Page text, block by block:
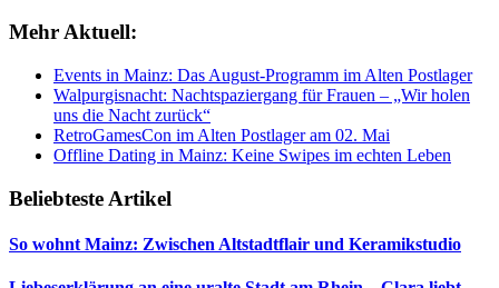
Mehr Aktuell:
Events in Mainz: Das August-Programm im Alten Postlager
Walpurgisnacht: Nachtspaziergang für Frauen – „Wir holen
uns die Nacht zurück“
RetroGamesCon im Alten Postlager am 02. Mai
Offline Dating in Mainz: Keine Swipes im echten Leben
Beliebteste Artikel
So wohnt Mainz: Zwischen Altstadtflair und Keramikstudio